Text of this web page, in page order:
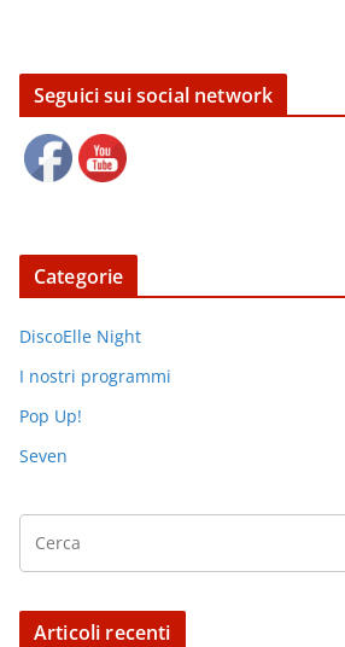
Seguici sui social network
Categorie
DiscoElle Night
I nostri programmi
Pop Up!
Seven
Articoli recenti